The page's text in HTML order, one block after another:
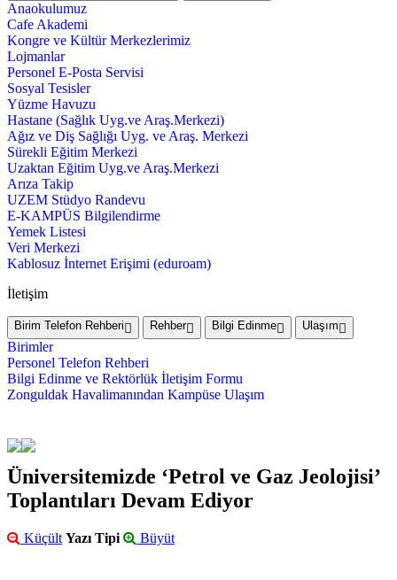
Anaokulumuz
Cafe Akademi
Kongre ve Kültür Merkezlerimiz
Lojmanlar
Personel E-Posta Servisi
Sosyal Tesisler
Yüzme Havuzu
Hastane (Sağlık Uyg.ve Araş.Merkezi)
Ağız ve Diş Sağlığı Uyg. ve Araş. Merkezi
Sürekli Eğitim Merkezi
Uzaktan Eğitim Uyg.ve Araş.Merkezi
Arıza Takip
UZEM Stüdyo Randevu
E-KAMPÜS Bilgilendirme
Yemek Listesi
Veri Merkezi
Kablosuz İnternet Erişimi (eduroam)
İletişim
Birim Telefon Rehberi Rehber Bilgi Edinme Ulaşım
Birimler
Personel Telefon Rehberi
Bilgi Edinme ve Rektörlük İletişim Formu
Zonguldak Havalimanından Kampüse Ulaşım
Üniversitemizde ‘Petrol ve Gaz Jeolojisi’
Toplantıları Devam Ediyor
Küçült Yazı Tipi Büyüt